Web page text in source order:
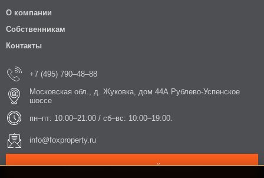
О компании
Собственникам
Контакты
+7 (495) 790–48–88
Московская обл., д. Жуковка, дом 44А Рублево-Успенское
шоссе
пн–пт: 10:00–21:00 / сб–вс: 10:00–19:00.
info@foxproperty.ru
ЗАКАЗАТЬ ОБРАТНЫЙ ЗВОНОК